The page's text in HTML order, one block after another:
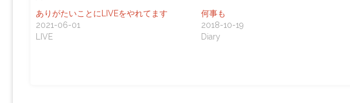
ありがたいことにLIVEをやれてます
2021-06-01
LIVE
何事も
2018-10-19
Diary